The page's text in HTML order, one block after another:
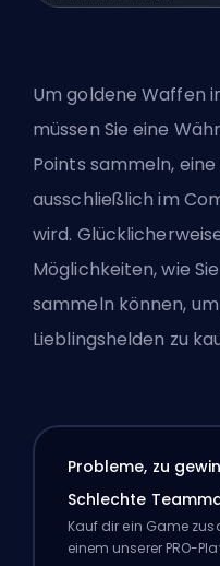
Um goldene Waffen
müssen Sie eine
Points sammeln,
ausschließlich im
wird.
Möglichkeiten, wie
sammeln können,
Lieblingshelden zu
Probleme, zu
Schlechte
Kauf dir ein Game
einem unserer PRO-